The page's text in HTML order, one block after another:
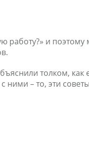
и
толком,
ними – то, эти